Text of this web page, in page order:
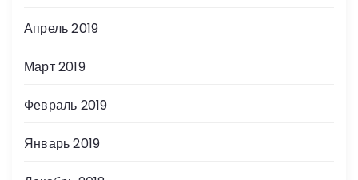
Апрель 2019
Март 2019
Февраль 2019
Январь 2019